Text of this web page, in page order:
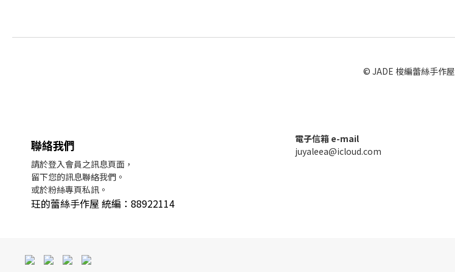
© JADE 梭編蕾絲手作屋
聯絡我們
請於登入會員之訊息頁面，
留下您的訊息聯絡我們。
或於粉絲專頁私訊。
玨的蕾絲手作屋 統編：88922114
電子信箱 e-mail
juyaleea@icloud.com